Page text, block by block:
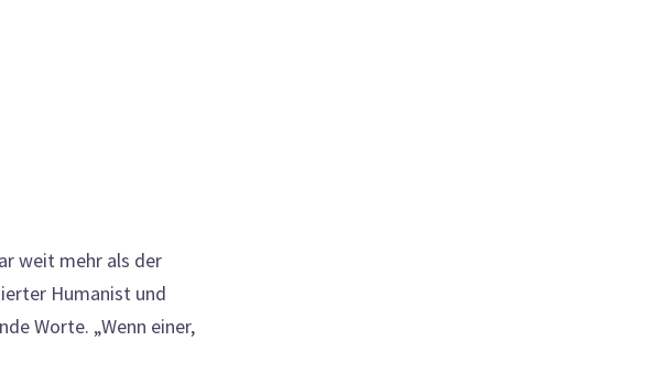
weit mehr als der
Humanist und
Worte. „Wenn einer,